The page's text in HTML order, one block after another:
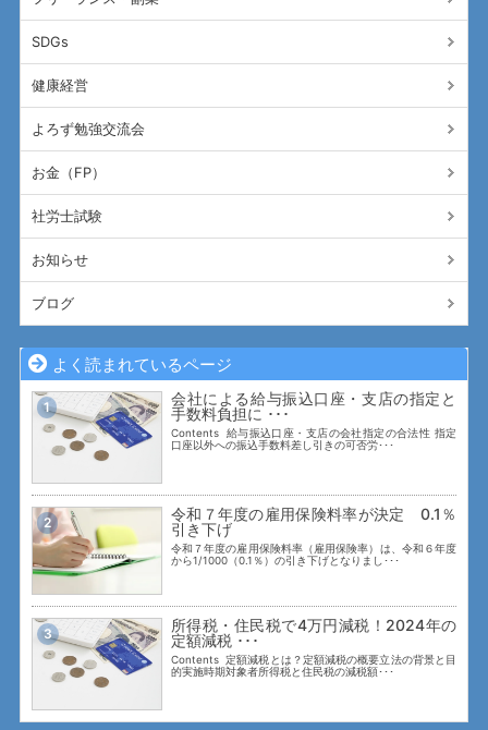
SDGs
健康経営
よろず勉強交流会
お金（FP）
社労士試験
お知らせ
ブログ
よく読まれているページ
1
会社による給与振込口座・支店の指定と
手数料負担に ･･･
Contents 給与振込口座・支店の会社指定の合法性 指定
口座以外への振込手数料差し引きの可否労･･･
2
令和７年度の雇用保険料率が決定 0.1％
引き下げ
令和７年度の雇用保険料率（雇用保険率）は、令和６年度
から1/1000（0.1％）の引き下げとなりまし･･･
3
所得税・住民税で4万円減税！2024年の
定額減税 ･･･
Contents 定額減税とは？定額減税の概要立法の背景と目
的実施時期対象者所得税と住民税の減税額･･･